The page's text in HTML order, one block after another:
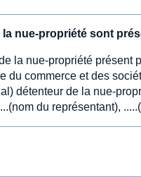
nue-propriété sont
la nue-propriété présent
commerce et des
détenteur de la nue-
du représentant),